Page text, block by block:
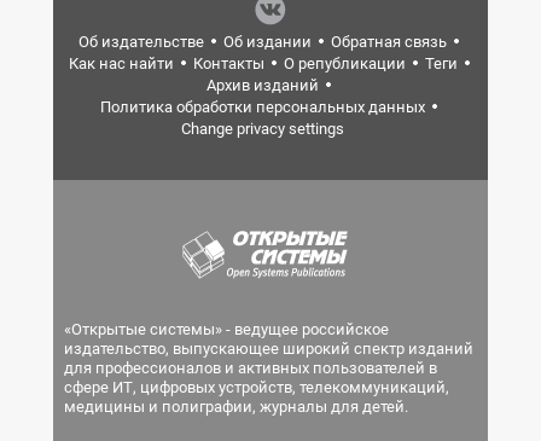
Об издательстве Об издании
Обратная связь
Как нас найти
Контакты О републикации
Теги
Архив изданий
Политика обработки персональных данных
Change privacy settings
«Открытые системы» - ведущее российское
издательство, выпускающее широкий спектр изданий
для профессионалов и активных пользователей в
сфере ИТ, цифровых устройств, телекоммуникаций,
медицины и полиграфии, журналы для детей.